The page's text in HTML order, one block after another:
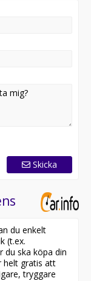
och
Skicka
du enkelt
(t.ex.
du ska köpa din
helt gratis att
tryggare